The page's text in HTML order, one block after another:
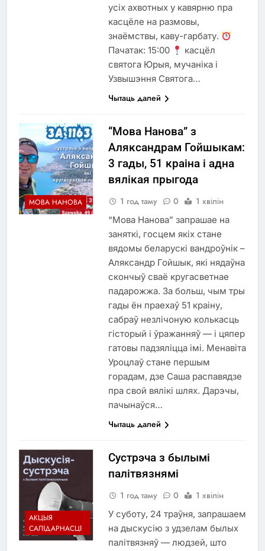
усіх ахвотных у кавярню пра
касцёле на размовы,
знаёмствы, каву-гарбату.
Пачатак: 15:00
касцёл
святога Юрыя, мучаніка і
Узвышэння Святога…
Чытаць далей
МОВА НАНОВА
“Мова Нанова” з
Аляксандрам Гойшыкам:
3 гады, 51 краіна і адна
вялікая прыгода
1 год таму 0 1 хвілін
“Мова Нанова” запрашае на
заняткі, госцем якіх стане
вядомы беларускі вандроўнік –
Аляксандр Гойшык, які нядаўна
скончыў сваё кругасветнае
падарожжа. За больш, чым тры
гады ён праехаў 51 краіну,
сабраў незлічоную колькасць
гісторый і ўражанняў — і цяпер
гатовы падзяліцца імі. Менавіта
Уроцлаў стане першым
горадам, дзе Саша распавядзе
пра свой вялікі шлях. Дарэчы,
пачынаўся…
Чытаць далей
АКЦЫЯ
САЛІДАРНАСЦІ
Сустрэча з былымі
палітвязнямі
1 год таму 0 1 хвілін
У суботу, 24 траўня, запрашаем
на дыскусію з удзелам былых
палітвязняў — людзей, што